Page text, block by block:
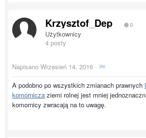
Krzysztof_Dep 0
Użytkownicy
4 posty
Napisano Wrzesień 14, 2016 ·
A podobno po wszystkich zmianach prawnych
komornicza ziemi rolnej jest mniej
komornicy zwracają na to uwagę.